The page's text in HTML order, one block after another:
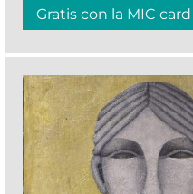
Gratis con la MIC card